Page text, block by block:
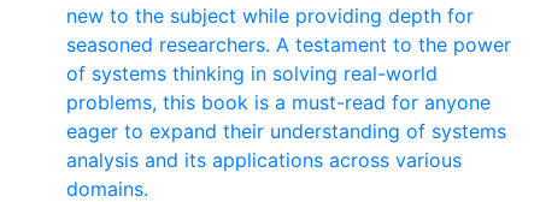
new to the subject while providing depth for
seasoned researchers. A testament to the power
of systems thinking in solving real-world
problems, this book is a must-read for anyone
eager to expand their understanding of systems
analysis and its applications across various
domains.